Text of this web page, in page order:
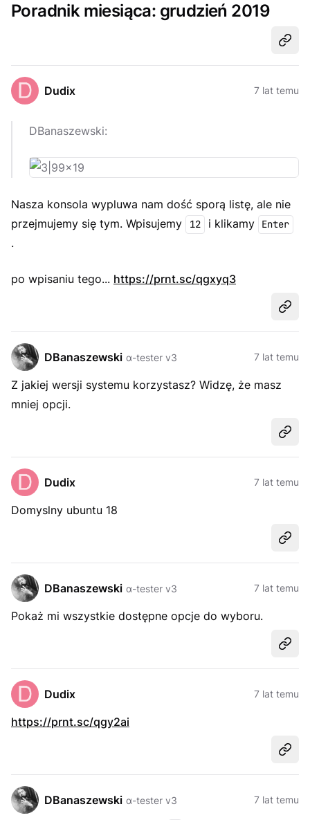
Poradnik miesiąca: grudzień 2019
Dudix 7 lat temu
DBanaszewski:
Nasza konsola wypluwa nam dość sporą listę, ale nie
przejmujemy się tym. Wpisujemy
12 i klikamy Enter
.
po wpisaniu tego... https://prnt.sc/qgxyq3
DBanaszewski α-tester v3 7 lat temu
Z jakiej wersji systemu korzystasz? Widzę, że masz
mniej opcji.
Dudix 7 lat temu
Domyslny ubuntu 18
DBanaszewski α-tester v3 7 lat temu
Pokaż mi wszystkie dostępne opcje do wyboru.
Dudix 7 lat temu
https://prnt.sc/qgy2ai
DBanaszewski α-tester v3 7 lat temu